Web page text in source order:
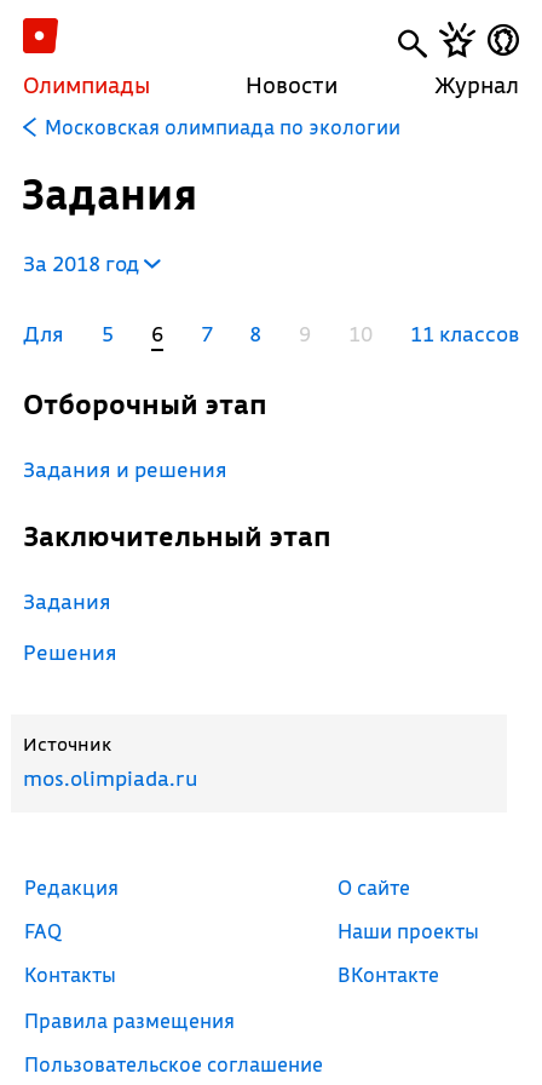
Олимпиады Новости Журнал
Московская олимпиада по экологии
Задания
За 2018 год
Для 5 6 7 8 9 10 11 классов
Отборочный этап
Задания и решения
Заключительный этап
Задания
Решения
Источник
mos.olimpiada.ru
Редакция
FAQ
Контакты
Правила размещения
Пользовательское соглашение
О сайте
Наши проекты
ВКонтакте